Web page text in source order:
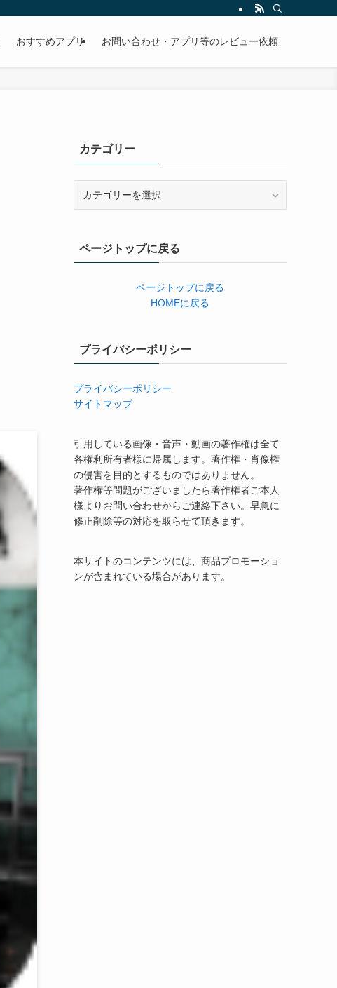
おすすめアプリ お問い合わせ・アプリ等のレビュー依頼
カテゴリー
ーページトップに戻る
ページトップに戻る
HOMEに戻る
プライバシーポリシー
プライバシーポリシー
サイトマップ
引用している画像・音声・動画の著作権は全て
各権利所有者様に帰属します。著作権・肖像権
の侵害を目的とするものではありません。
著作権等問題がございましたら著作権者ご本人
様よりお問い合わせからご連絡下さい。早急に
修正削除等の対応を取らせて頂きます。
本サイトのコンテンツには、商品プロモーショ
ンが含まれている場合があります。